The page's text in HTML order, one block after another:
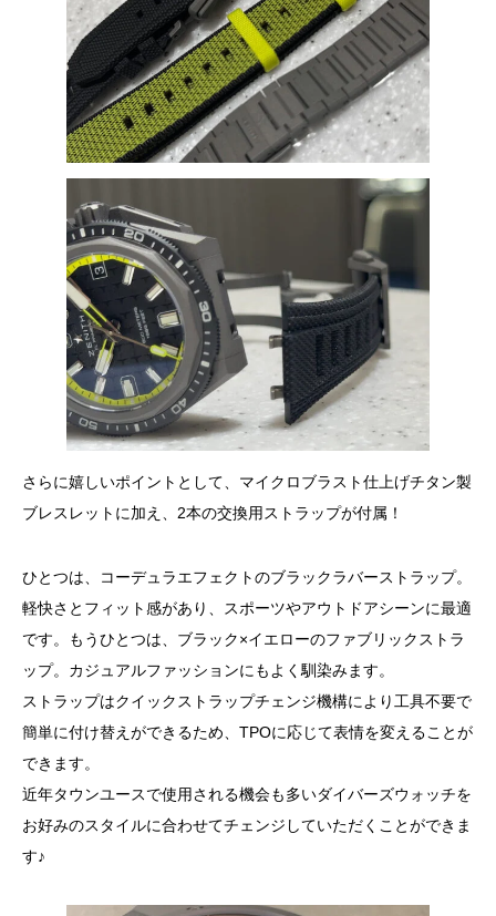
さらに嬉しいポイントとして、マイクロブラスト仕上げチタン製
ブレスレットに加え、2本の交換用ストラップが付属！
ひとつは、コーデュラエフェクトのブラックラバーストラップ。
軽快さとフィット感があり、スポーツやアウトドアシーンに最適
です。もうひとつは、ブラック×イエローのファブリックストラ
ップ。カジュアルファッションにもよく馴染みます。
ストラップはクイックストラップチェンジ機構により工具不要で
簡単に付け替えができるため、TPOに応じて表情を変えることが
できます。
近年タウンユースで使用される機会も多いダイバーズウォッチを
お好みのスタイルに合わせてチェンジしていただくことができま
す♪